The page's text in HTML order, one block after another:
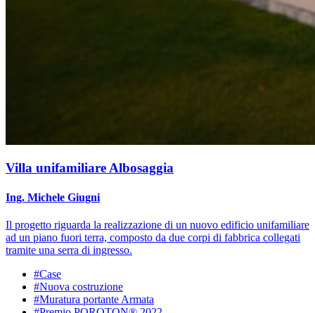
Villa unifamiliare Albosaggia
Ing. Michele Giugni
Il progetto riguarda la realizzazione di un nuovo edificio unifamiliare
ad un piano fuori terra, composto da due corpi di fabbrica collegati
tramite una serra di ingresso.
#Case
#Nuova costruzione
#Muratura portante Armata